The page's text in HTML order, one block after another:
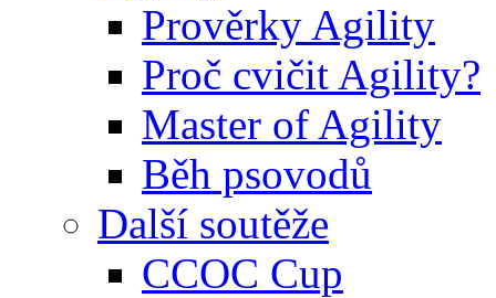
Prověrky Agility
Proč cvičit Agility?
Master of Agility
Běh psovodů
Další soutěže
CCOC Cup